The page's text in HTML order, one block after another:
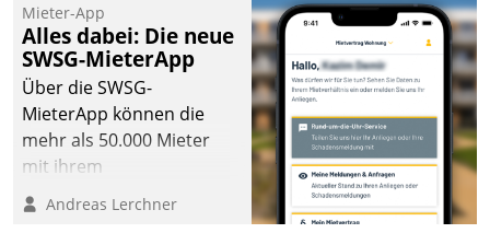
Mieter-App
Alles dabei: Die neue
SWSG-MieterApp
Über die SWSG-
MieterApp können die
mehr als 50.000 Mieter
mit ihrem
Wohnungsunternehmen
kommunizieren, auf dem
Andreas Lerchner